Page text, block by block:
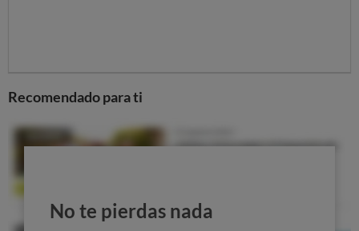
años, hasta que su cultivo comenzó a extenderse por
países como la India y Sri Lanka. Hoy en día, el té
Recomendado para ti
No te pierdas nada